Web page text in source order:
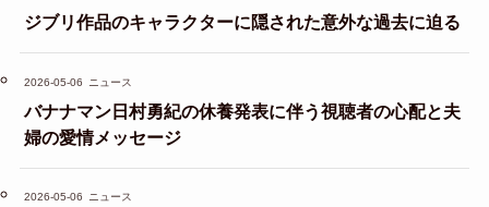
ジブリ作品のキャラクターに隠された意外な過去に迫る
2026-05-06 ニュース
バナナマン日村勇紀の休養発表に伴う視聴者の心配と夫
婦の愛情メッセージ
2026-05-06 ニュース